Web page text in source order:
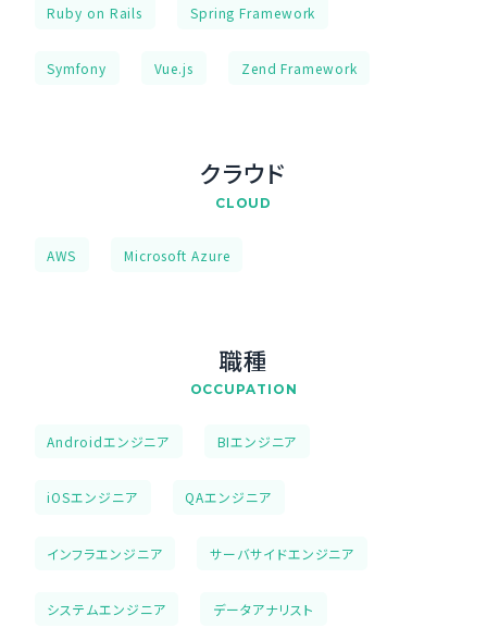
Ruby on Rails Spring Framework
Symfony Vue.js Zend Framework
クラウド
CLOUD
AWS Microsoft Azure
職種
OCCUPATION
Androidエンジニア BIエンジニア
iOSエンジニア QAエンジニア
インフラエンジニア サーバサイドエンジニア
システムエンジニア データアナリスト